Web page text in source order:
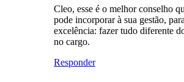
Cleo, esse é o melhor conselho
pode incorporar à sua gestão,
excelência: fazer tudo diferente
no cargo.
Responder